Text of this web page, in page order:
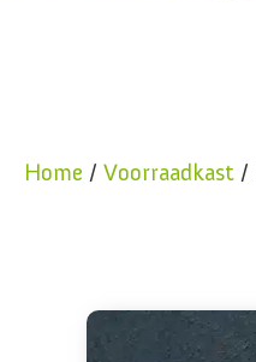
Home / Voorraadkast /